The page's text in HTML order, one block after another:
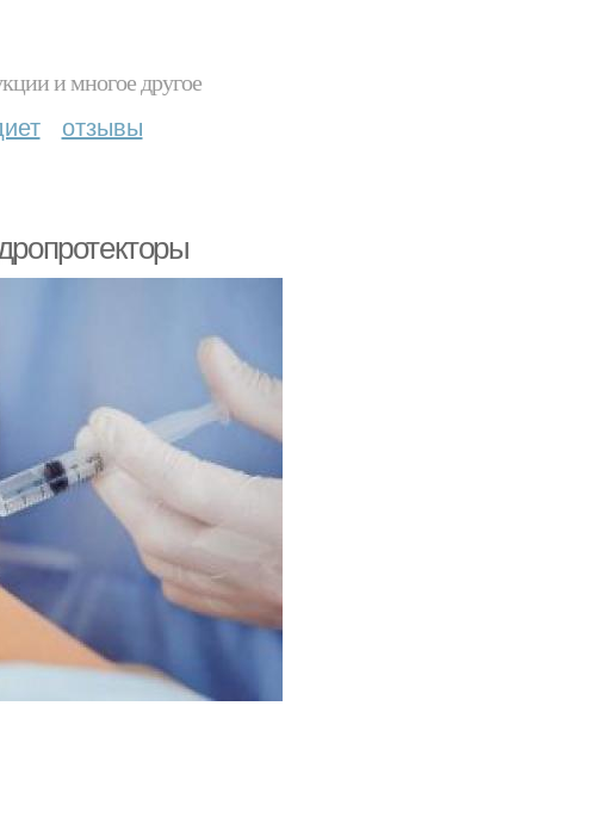
и многое другое
отзывы